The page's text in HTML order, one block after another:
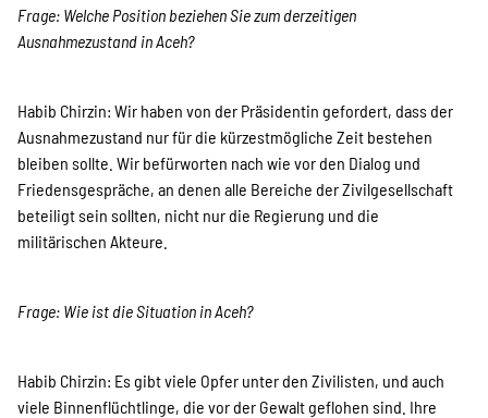
english
Frage: Welche Position beziehen Sie zum derzeitigen
Ausnahmezustand in Aceh?
Habib Chirzin: Wir haben von der Präsidentin gefordert, dass der
Ausnahmezustand nur für die kürzestmögliche Zeit bestehen
bleiben sollte. Wir befürworten nach wie vor den Dialog und
Friedensgespräche, an denen alle Bereiche der Zivilgesellschaft
beteiligt sein sollten, nicht nur die Regierung und die
militärischen Akteure.
Frage: Wie ist die Situation in Aceh?
Habib Chirzin: Es gibt viele Opfer unter den Zivilisten, und auch
viele Binnenflüchtlinge, die vor der Gewalt geflohen sind. Ihre